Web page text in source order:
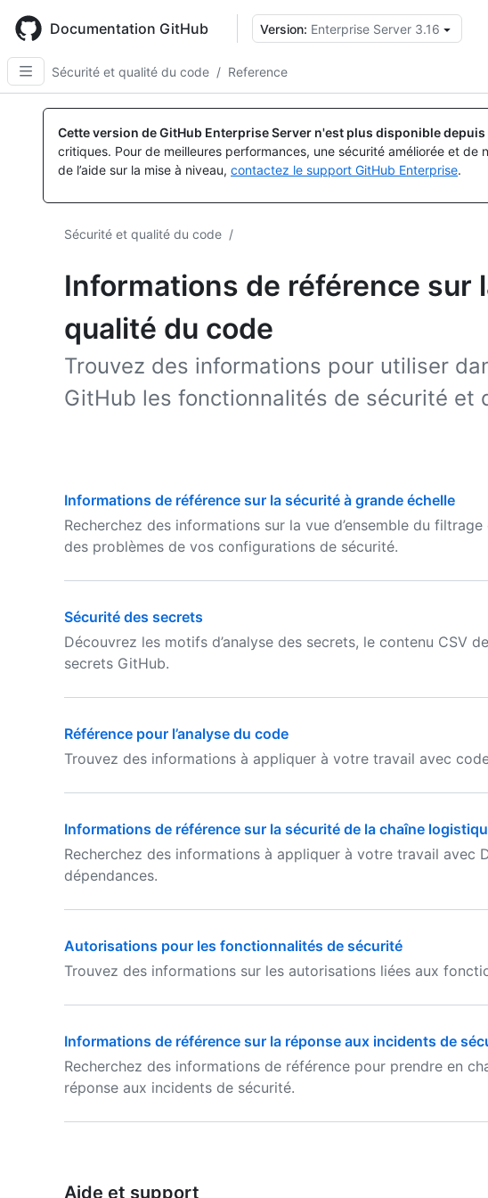
main
content
Documentation GitHub Version: Enterprise Server 3.16
Sécurité et qualité du code / Reference
Cette version de GitHub Enterprise Server n'est plus disponible depuis
critiques. Pour de meilleures performances, une sécurité améliorée et de
de l’aide sur la mise à niveau, contactez le support GitHub Enterprise.
Sécurité et qualité du code /
Informations de référence sur
qualité du code
Trouvez des informations pour utiliser
GitHub les fonctionnalités de sécurité et
Informations de référence sur la sécurité à grande échelle
Recherchez des informations sur la vue d’ensemble du
des problèmes de vos configurations de sécurité.
Sécurité des secrets
Découvrez les motifs d’analyse des secrets, le contenu CSV
secrets GitHub.
Référence pour l’analyse du code
Trouvez des informations à appliquer à votre travail avec
Informations de référence sur la sécurité de la chaîne
Recherchez des informations à appliquer à votre travail avec
dépendances.
Autorisations pour les fonctionnalités de sécurité
Trouvez des informations sur les autorisations liées aux
Informations de référence sur la réponse aux incidents de
Recherchez des informations de référence pour prendre en
réponse aux incidents de sécurité.
Aide et support